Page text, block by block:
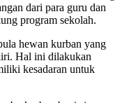
dari para guru dan
program sekolah.
hewan kurban yang
Hal ini dilakukan
kesadaran untuk